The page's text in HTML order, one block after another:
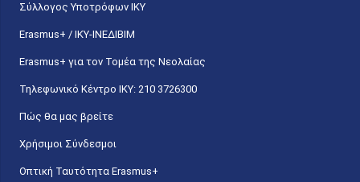
Σύλλογος Υποτρόφων ΙΚΥ
Erasmus+ / ΙΚΥ-ΙΝΕΔΙΒΙΜ
Erasmus+ για τον Τομέα της Νεολαίας
Τηλεφωνικό Κέντρο IKY: 210 3726300
Πώς θα μας βρείτε
Χρήσιμοι Σύνδεσμοι
Οπτική Ταυτότητα Erasmus+